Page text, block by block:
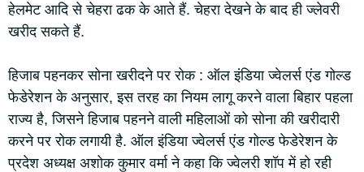
हेलमेट आदि से चेहरा ढक के आते हैं. चेहरा देखने के बाद ही ज्लेवरी
खरीद सकते हैं.
हिजाब पहनकर सोना खरीदने पर रोक : ऑल इंडिया ज्वेलर्स एंड गोल्ड
फेडेरेशन के अनुसार, इस तरह का नियम लागू करने वाला बिहार पहला
राज्य है, जिसने हिजाब पहनने वाली महिलाओं को सोना की खरीदारी
करने पर रोक लगायी है. ऑल इंडिया ज्वेलर्स एंड गोल्ड फेडेरेशन के
प्रदेश अध्यक्ष अशोक कुमार वर्मा ने कहा कि ज्वेलरी शॉप में हो रही